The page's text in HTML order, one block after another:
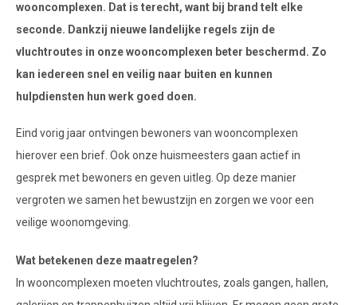
wooncomplexen. Dat is terecht, want bij brand telt elke
seconde. Dankzij nieuwe landelijke regels zijn de
vluchtroutes in onze wooncomplexen beter beschermd. Zo
kan iedereen snel en veilig naar buiten en kunnen
hulpdiensten hun werk goed doen.
Eind vorig jaar ontvingen bewoners van wooncomplexen
hierover een brief. Ook onze huismeesters gaan actief in
gesprek met bewoners en geven uitleg. Op deze manier
vergroten we samen het bewustzijn en zorgen we voor een
veilige woonomgeving.
Wat betekenen deze maatregelen?
In wooncomplexen moeten vluchtroutes, zoals gangen, hallen,